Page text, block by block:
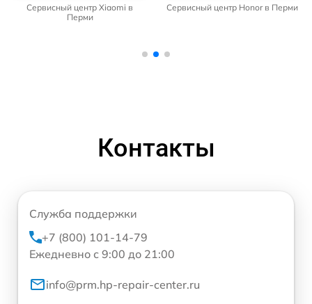
Сервисный центр Xiaomi в
Перми
Сервисный центр Honor в Перми
Контакты
Служба поддержки
+7 (800) 101-14-79
Ежедневно с 9:00 до 21:00
info@prm.hp-repair-center.ru